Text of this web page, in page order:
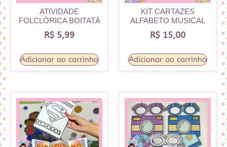
ATIVIDADE
FOLCLÓRICA BOITATÁ
R$ 5,99
Adicionar ao carrinho
KIT CARTAZES
ALFABETO MUSICAL
R$ 15,00
Adicionar ao carrinho